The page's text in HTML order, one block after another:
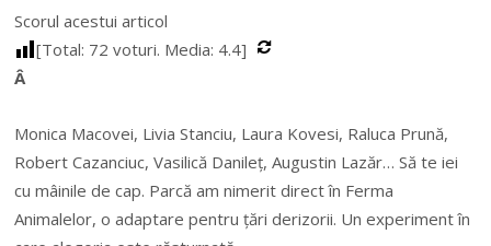
Scorul acestui articol
[Total: 72 voturi. Media: 4.4]
Â
Monica Macovei, Livia Stanciu, Laura Kovesi, Raluca Prună,
Robert Cazanciuc, Vasilică Danileț, Augustin Lazăr… Să te iei
cu mâinile de cap. Parcă am nimerit direct în Ferma
Animalelor, o adaptare pentru țări derizorii. Un experiment în